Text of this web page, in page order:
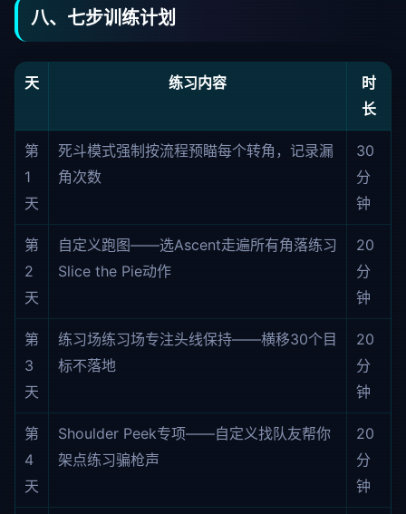
八、七步训练计划
天 练习内容
时
长
第
1
天
死斗模式强制按流程预瞄每个转角，记录漏
角次数
30
分
钟
第
2
天
自定义跑图——选Ascent走遍所有角落练习
Slice the Pie动作
20
分
钟
第
3
天
练习场练习场专注头线保持——横移30个目
标不落地
20
分
钟
第
4
天
Shoulder Peek专项——自定义找队友帮你
架点练习骗枪声
20
分
钟